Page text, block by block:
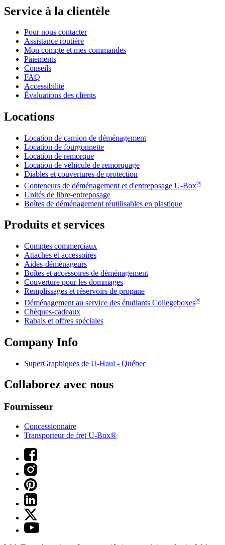
Service à la clientèle
Pour nous contacter
Assistance routière
Mon compte et mes commandes
Paiements
Conseils
FAQ
Accessibilité
Évaluations des clients
Locations
Location de camion de déménagement
Location de fourgonnette
Location de remorque
Location de véhicule de remorquage
Diables et couvertures de protection
Conteneurs de déménagement et d'entreposage U-Box®
Unités de libre-entreposage
Boîtes de déménagement réutilisables en plastique
Produits et services
Comptes commerciaux
Attaches et accessoires
Aides-déménageurs
Boîtes et accessoires de déménagement
Couverture pour les dommages
Remplissages et réservoirs de propane
Déménagement au service des étudiants Collegeboxes®
Chèques-cadeaux
Rabais et offres spéciales
Company Info
SuperGraphiques de U-Haul - Québec
Collaborez avec nous
Fournisseur
Concessionnaire
Transporteur de fret U-Box®